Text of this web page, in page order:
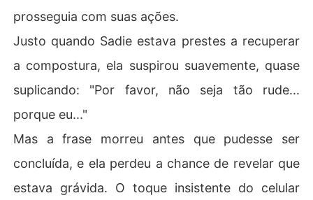
prosseguia com suas ações.
Justo quando Sadie estava prestes a recuperar
a compostura, ela suspirou suavemente, quase
suplicando: "Por favor, não seja tão rude...
porque eu..."
Mas a frase morreu antes que pudesse ser
concluída, e ela perdeu a chance de revelar que
estava grávida. O toque insistente do celular